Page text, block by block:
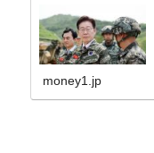
money1.jp